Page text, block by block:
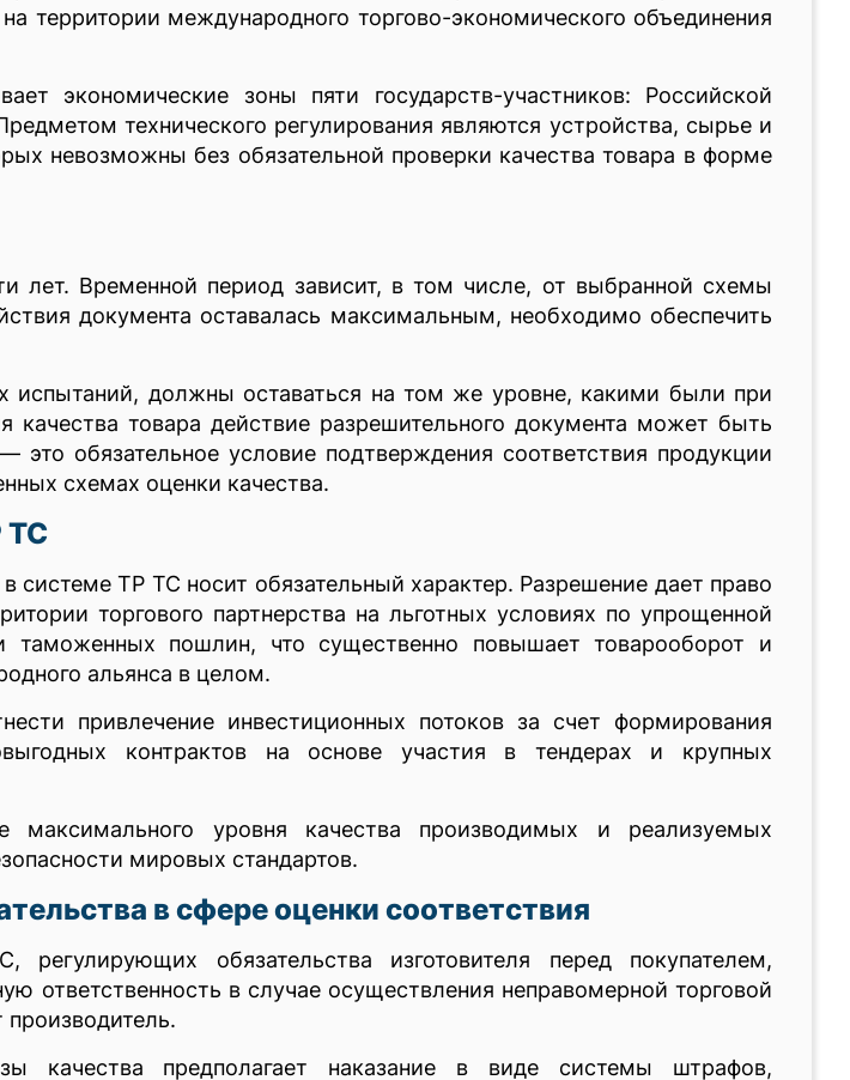
территории международного торгово-экономического объединения
экономические зоны пяти государств-участников: Российской
технического регулирования являются устройства, сырье и
невозможны без обязательной проверки качества товара в форме
лет. Временной период зависит, в том числе, от выбранной схемы
документа оставалась максимальным, необходимо обеспечить
испытаний, должны оставаться на том же уровне, какими были при
качества товара действие разрешительного документа может быть
обязательное условие подтверждения соответствия продукции
схемах оценки качества.
ТС
ТР ТС носит обязательный характер. Разрешение дает право
торгового партнерства на льготных условиях по упрощенной
пошлин, что существенно повышает товарооборот и
альянса в целом.
привлечение инвестиционных потоков за счет формирования
контрактов на основе участия в тендерах и крупных
уровня качества производимых и реализуемых
мировых стандартов.
в сфере оценки соответствия
обязательства изготовителя перед покупателем,
ответственность в случае осуществления неправомерной торговой
качества предполагает наказание в виде системы штрафов,